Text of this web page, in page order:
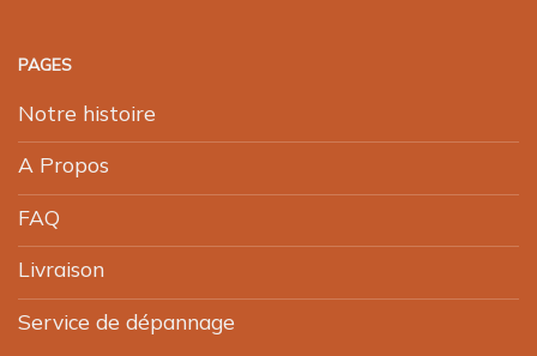
PAGES
Notre histoire
A Propos
FAQ
Livraison
Service de dépannage